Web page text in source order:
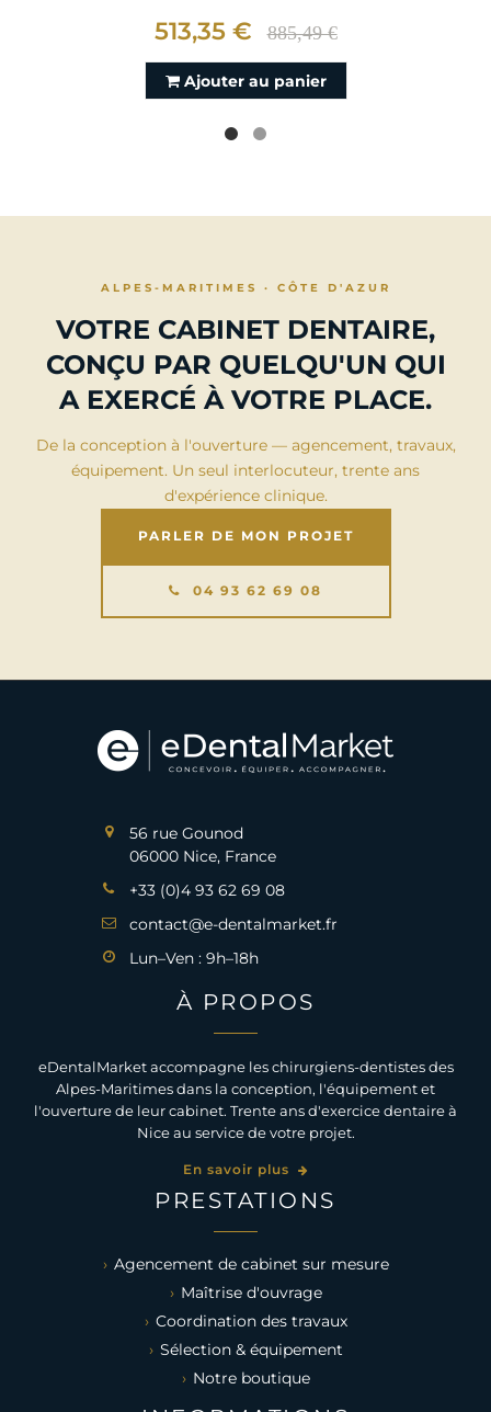
513,35 € 885,49 €
Ajouter au panier
ALPES-MARITIMES · CÔTE D'AZUR
VOTRE CABINET DENTAIRE,
CONÇU PAR QUELQU'UN QUI
A EXERCÉ À VOTRE PLACE.
De la conception à l'ouverture — agencement, travaux,
équipement. Un seul interlocuteur, trente ans
d'expérience clinique.
PARLER DE MON PROJET
04 93 62 69 08
56 rue Gounod
06000 Nice, France
+33 (0)4 93 62 69 08
contact@e-dentalmarket.fr
Lun–Ven : 9h–18h
À PROPOS
eDentalMarket accompagne les chirurgiens-dentistes des
Alpes-Maritimes dans la conception, l'équipement et
l'ouverture de leur cabinet. Trente ans d'exercice dentaire à
Nice au service de votre projet.
En savoir plus
PRESTATIONS
Agencement de cabinet sur mesure
Maîtrise d'ouvrage
Coordination des travaux
Sélection & équipement
Notre boutique